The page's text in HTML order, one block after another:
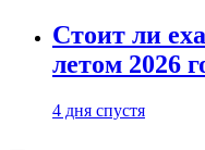
Стоит ли
летом 2026
4 дня спустя